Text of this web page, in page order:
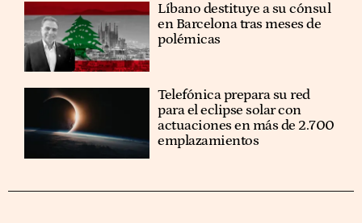
Líbano destituye a su cónsul
en Barcelona tras meses de
polémicas
Telefónica prepara su red
para el eclipse solar con
actuaciones en más de 2.700
emplazamientos